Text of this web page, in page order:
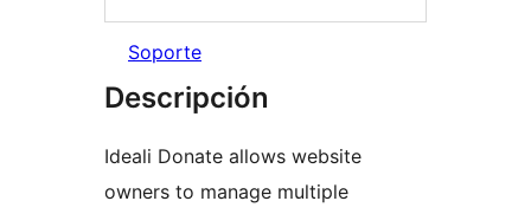
Soporte
Descripción
Ideali Donate allows website
owners to manage multiple